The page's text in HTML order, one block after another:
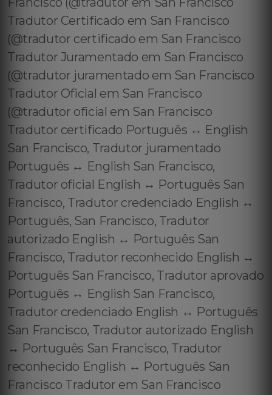
Tradutor Certificado em San Francisco
(@tradutor certificado em San Francisco
Tradutor Juramentado em San Francisco
(@tradutor juramentado em San Francisco
Tradutor Oficial em San Francisco
(@tradutor oficial em San Francisco
Tradutor certificado Português ↔️ English
San Francisco, Tradutor juramentado
Português ↔️ English San Francisco,
Tradutor oficial English ↔️ Português San
Francisco, Tradutor credenciado English ↔️
Português, San Francisco, Tradutor
autorizado English ↔️ Português San
Francisco, Tradutor reconhecido English ↔️
Português San Francisco, Tradutor aprovado
Português ↔️ English San Francisco,
Tradutor credenciado English ↔️ Português
San Francisco, Tradutor autorizado English
↔️ Português San Francisco, Tradutor
reconhecido English ↔️ Português San
Francisco Tradutor em San Francisco